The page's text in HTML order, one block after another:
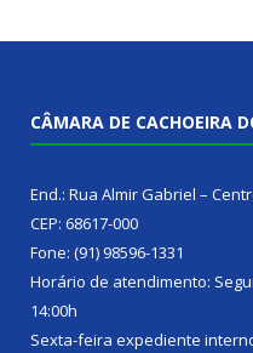
CÂMARA DE CACHOEIRA
End.: Rua Almir Gabriel –
CEP: 68617-000
Fone: (91) 98596-1331
Horário de atendimento:
14:00h
Sexta-feira expediente